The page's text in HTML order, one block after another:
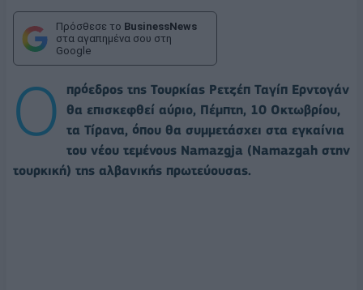
Πρόσθεσε το BusinessNews
στα αγαπημένα σου στη
Google
O
πρόεδρος της Τουρκίας Ρετζέπ Ταγίπ Ερντογάν
θα επισκεφθεί αύριο, Πέμπτη, 10 Οκτωβρίου,
τα Τίρανα, όπου θα συμμετάσχει στα εγκαίνια
του νέου τεμένους Namazgja (Namazgah στην
τουρκική) της αλβανικής πρωτεύουσας.